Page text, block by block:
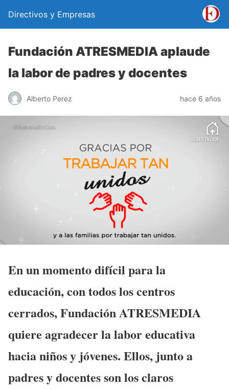
Directivos y Empresas
Fundación ATRESMEDIA aplaude
la labor de padres y docentes
Alberto Perez hace 6 años
En un momento difícil para la
educación, con todos los centros
cerrados, Fundación ATRESMEDIA
quiere agradecer la labor educativa
hacia niños y jóvenes. Ellos, junto a
padres y docentes son los claros